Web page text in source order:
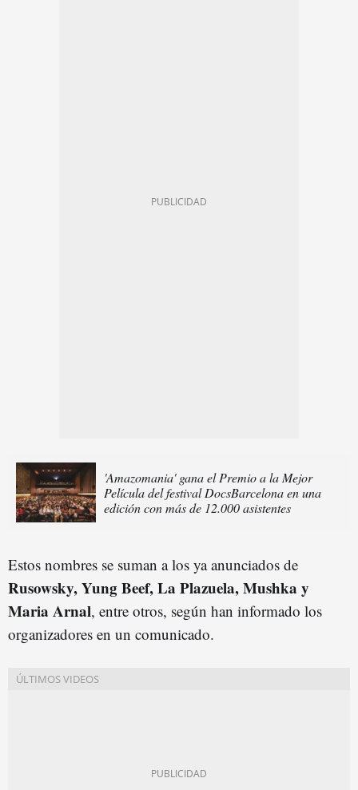
'Amazomania' gana el Premio a la Mejor
Película del festival DocsBarcelona en una
edición con más de 12.000 asistentes
Estos nombres se suman a los ya anunciados de
Rusowsky, Yung Beef, La Plazuela, Mushka y
Maria Arnal, entre otros, según han informado los
organizadores en un comunicado.